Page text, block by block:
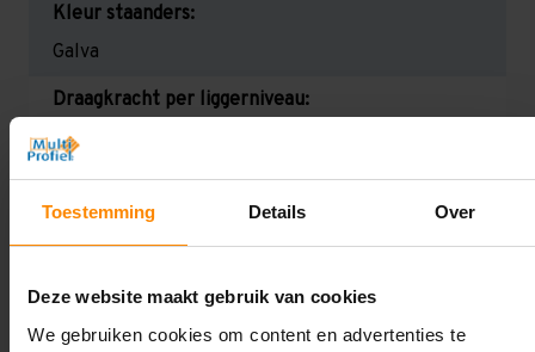
Toestemming Details Over
Deze website maakt gebruik van cookies
We gebruiken cookies om content en advertenties te
Kleur staanders:
Galva
Draagkracht per liggerniveau:
2.300 kg (575 kg per pallet)
Maximale jukbelasting:
11.106 kg
Oplossing op maat nodig?